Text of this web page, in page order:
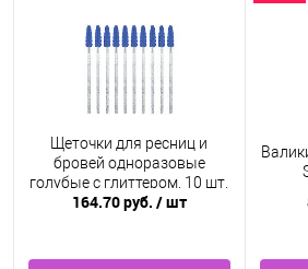
Щеточки для ресниц и
бровей одноразовые
голубые с глиттером, 10 шт.
164.70 руб. / шт